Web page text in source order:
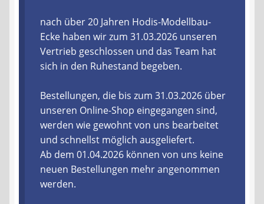
Warenkorb
Ablauf einer Bestellung
Zahlungsarten
Lieferzeit & Verfügbarkeit
Gutschein
nach über 20 Jahren Hodis-Modellbau-
Ecke haben wir zum 31.03.2026 unseren
Vertrieb geschlossen und das Team hat
sich in den Ruhestand begeben.
Bestellungen, die bis zum 31.03.2026 über
unseren Online-Shop eingegangen sind,
werden wie gewohnt von uns bearbeitet
und schnellst möglich ausgeliefert.
Ab dem 01.04.2026 können von uns keine
neuen Bestellungen mehr angenommen
werden.